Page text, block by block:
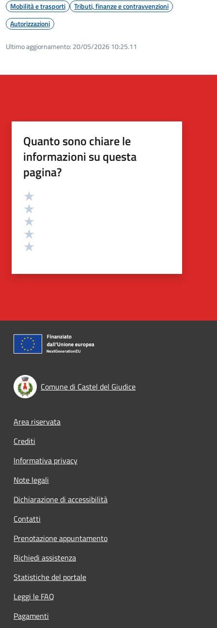
Mobilità e trasporti
Tributi, finanze e contravvenzioni
Autorizzazioni
Ultimo aggiornamento: 20/05/2026 10:25.11
Quanto sono chiare le
informazioni su questa
pagina?
Valutazione
Comune di Castel del Giudice
Footer menu
Area riservata
Crediti
Informativa privacy
Note legali
Dichiarazione di accessibilità
Contatti
Prenotazione appuntamento
Richiedi assistenza
Statistiche del portale
Leggi le FAQ
Pagamenti